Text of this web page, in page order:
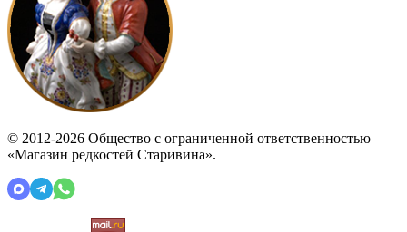
© 2012-2026 Общество с ограниченной ответственностью
«Магазин редкостей Старивина».